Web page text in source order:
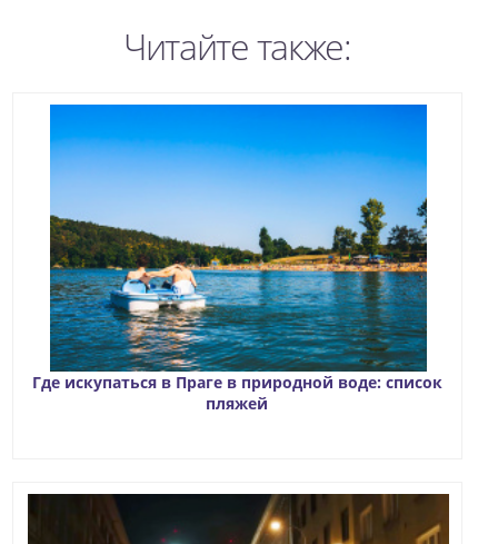
Читайте также:
Где искупаться в Праге в природной воде: список
пляжей